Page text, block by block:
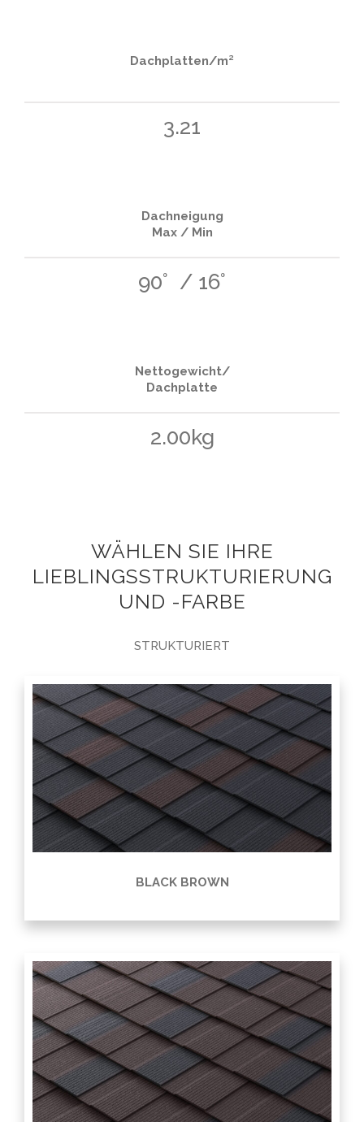
Dachplatten/m²
3.21
Dachneigung
Max / Min
90° / 16°
Nettogewicht/
Dachplatte
2.00kg
WÄHLEN SIE IHRE
LIEBLINGSSTRUKTURIERUNG
UND -FARBE
STRUKTURIERT
BLACK BROWN